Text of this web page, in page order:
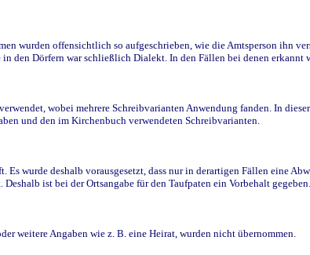
wurden offensichtlich so aufgeschrieben, wie die Amtsperson ihn
den Dörfern war schließlich Dialekt. In den Fällen bei denen
wobei mehrere Schreibvarianten Anwendung fanden. In
und den im Kirchenbuch verwendeten Schreibvarianten.
wurde deshalb vorausgesetzt, dass nur in derartigen Fällen eine
ist bei der Ortsangabe für den Taufpaten ein Vorbehalt
weitere Angaben wie z. B. eine Heirat, wurden nicht übernommen.